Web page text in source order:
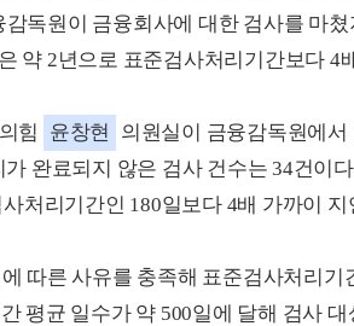
독원이 금융회사에 대한 검사를 마
약 2년으로 표준검사처리기간보다 4
힘 윤창현
의원실이 금융감독원에
완료되지 않은 검사 건수는 34건이
처리기간인 180일보다 4배 가까이 지
따른 사유를 충족해 표준검사처리기
평균 일수가 약 500일에 달해 검사